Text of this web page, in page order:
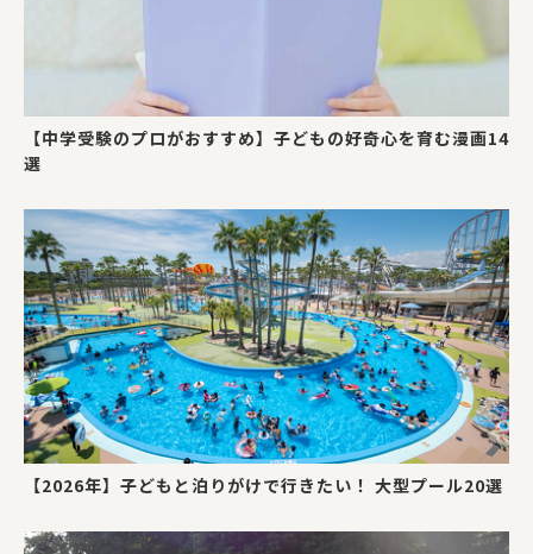
【中学受験のプロがおすすめ】子どもの好奇心を育む漫画14
選
【2026年】子どもと泊りがけで行きたい！ 大型プール20選